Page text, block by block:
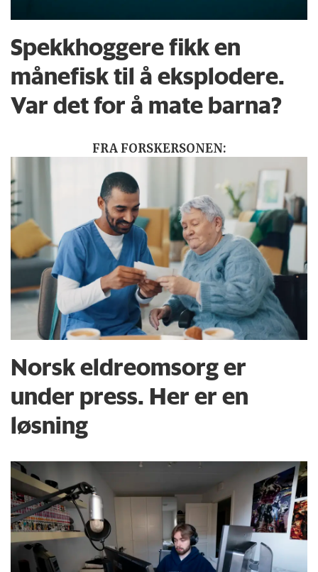
Spekkhoggere fikk en
månefisk til å eksplodere.
Var det for å mate barna?
FRA FORSKERSONEN:
Norsk eldreomsorg er
under press. Her er en
løsning